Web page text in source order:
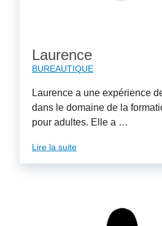
Laurence
BUREAUTIQUE
Laurence a une expérience
dans le domaine de la
pour adultes. Elle a …
Lire la suite